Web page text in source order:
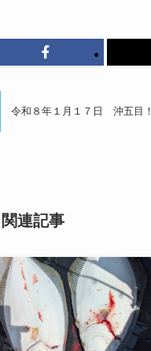
令和８年１月１７日 沖五目！
関連記事